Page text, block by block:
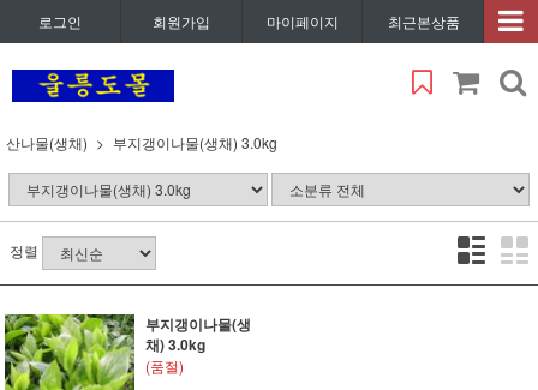
로그인 회원가입 마이페이지 최근본상품
산나물(생채) 부지갱이나물(생채) 3.0kg
정렬
부지갱이나물(생
채) 3.0kg
(품절)